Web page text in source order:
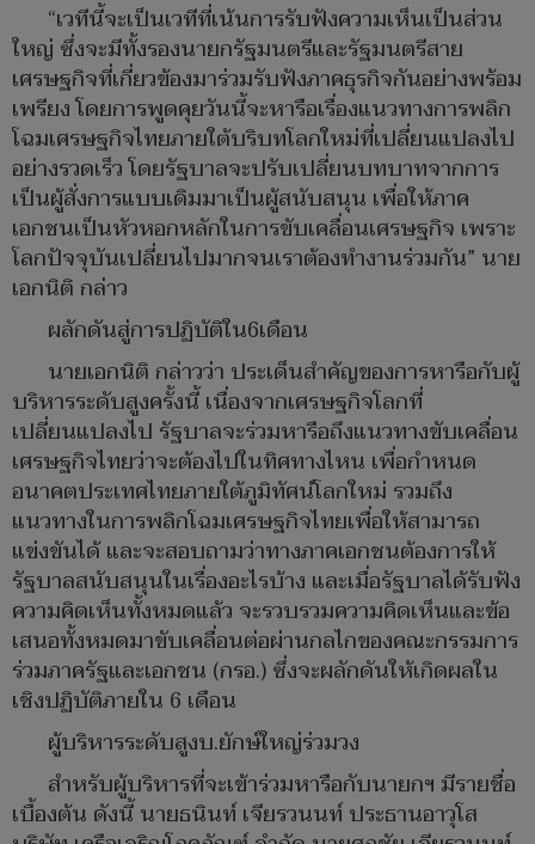
“เวทีนี้จะเป็นเวทีที่เน้นการรับฟังความเห็นเป็นส่วน
ใหญ่ ซึ่งจะมีทั้งรองนายกรัฐมนตรีและรัฐมนตรีสาย
เศรษฐกิจที่เกี่ยวข้องมาร่วมรับฟังภาคธุรกิจกันอย่างพร้อม
เพรียง โดยการพูดคุยวันนี้จะหารือเรื่องแนวทางการพลิก
โฉมเศรษฐกิจไทยภายใต้บริบทโลกใหม่ที่เปลี่ยนแปลงไป
อย่างรวดเร็ว โดยรัฐบาลจะปรับเปลี่ยนบทบาทจากการ
เป็นผู้สั่งการแบบเดิมมาเป็นผู้สนับสนุน เพื่อให้ภาค
เอกชนเป็นหัวหอกหลักในการขับเคลื่อนเศรษฐกิจ เพราะ
โลกปัจจุบันเปลี่ยนไปมากจนเราต้องทำงานร่วมกัน” นาย
เอกนิติ กล่าว
ผลักดันสู่การปฏิบัติใน6เดือน
นายเอกนิติ กล่าวว่า ประเด็นสำคัญของการหารือกับผู้
บริหารระดับสูงครั้งนี้ เนื่องจากเศรษฐกิจโลกที่
เปลี่ยนแปลงไป รัฐบาลจะร่วมหารือถึงแนวทางขับเคลื่อน
เศรษฐกิจไทยว่าจะต้องไปในทิศทางไหน เพื่อกำหนด
อนาคตประเทศไทยภายใต้ภูมิทัศน์โลกใหม่ รวมถึง
แนวทางในการพลิกโฉมเศรษฐกิจไทยเพื่อให้สามารถ
แข่งขันได้ และจะสอบถามว่าทางภาคเอกชนต้องการให้
รัฐบาลสนับสนุนในเรื่องอะไรบ้าง และเมื่อรัฐบาลได้รับฟัง
ความคิดเห็นทั้งหมดแล้ว จะรวบรวมความคิดเห็นและข้อ
เสนอทั้งหมดมาขับเคลื่อนต่อผ่านกลไกของคณะกรรมการ
ร่วมภาครัฐและเอกชน (กรอ.) ซึ่งจะผลักดันให้เกิดผลใน
เชิงปฏิบัติภายใน 6 เดือน
ผู้บริหารระดับสูงบ.ยักษ์ใหญ่ร่วมวง
สำหรับผู้บริหารที่จะเข้าร่วมหารือกับนายกฯ มีรายชื่อ
เบื้องต้น ดังนี้ นายธนินท์ เจียรวนนท์ ประธานอาวุโส